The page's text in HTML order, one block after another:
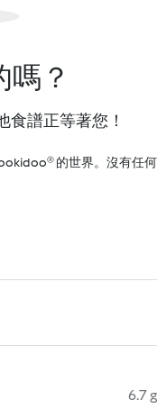
？
食譜正等著您！
的世界。沒有任何
6.7 g